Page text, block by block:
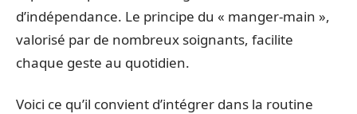
d’indépendance. Le principe du « manger-main »,
valorisé par de nombreux soignants, facilite
chaque geste au quotidien.
Voici ce qu’il convient d’intégrer dans la routine